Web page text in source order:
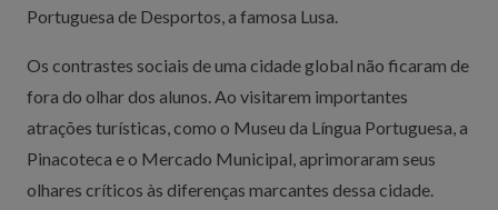
Portuguesa de Desportos, a famosa Lusa.
Os contrastes sociais de uma cidade global não ficaram de
fora do olhar dos alunos. Ao visitarem importantes
atrações turísticas, como o Museu da Língua Portuguesa, a
Pinacoteca e o Mercado Municipal, aprimoraram seus
olhares críticos às diferenças marcantes dessa cidade.